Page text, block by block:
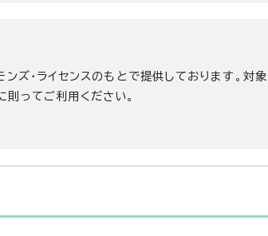
ズ・ライセンスのもとで提供しております。対
ってご利用ください。